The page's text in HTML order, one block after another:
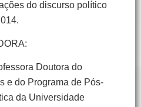
do discurso político
Doutora do
e do Programa de Pós-
da Universidade